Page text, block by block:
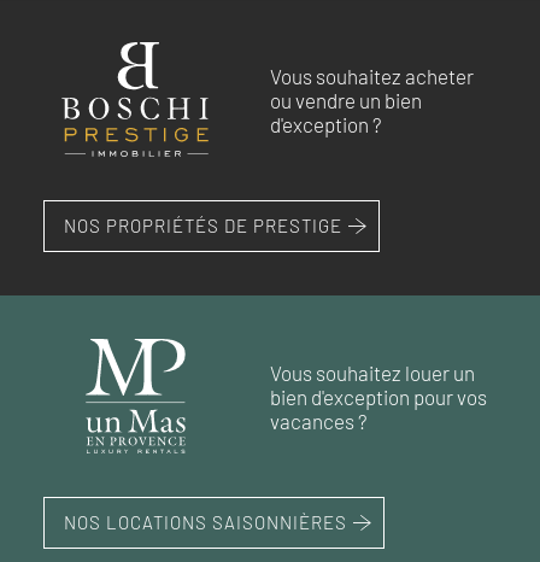
Vous souhaitez acheter
ou vendre un bien
d'exception ?
NOS PROPRIÉTÉS DE PRESTIGE
Vous souhaitez louer un
bien d'exception pour vos
vacances ?
NOS LOCATIONS SAISONNIÈRES